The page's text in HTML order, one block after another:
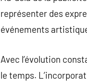
représenter des
événements
Avec l’évolution
le temps.